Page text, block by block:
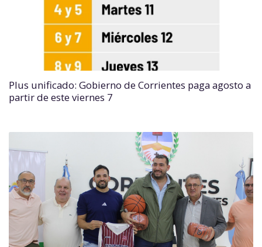
Plus unificado: Gobierno de Corrientes paga agosto a
partir de este viernes 7